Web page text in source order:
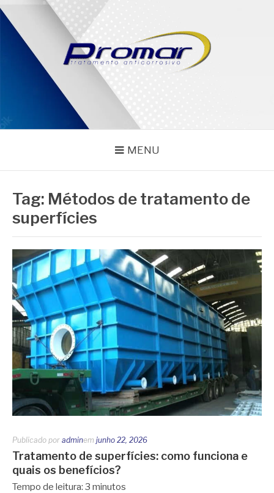
Pular
para
conteúdo
PROMAR
MENU
Tag: Métodos de tratamento de
superfícies
Publicado por adminem junho 22, 2026
Tratamento de superfícies: como funciona e
quais os benefícios?
Tempo de leitura: 3 minutos